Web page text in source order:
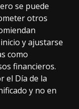
se puede
otros
y ajustarse
como
financieros.
el Día de la
y no en